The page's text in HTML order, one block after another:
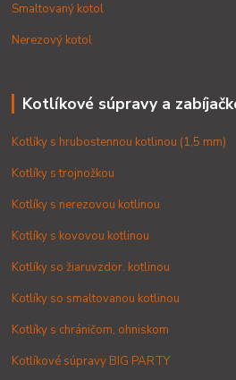
Smaltovaný kotol
Nerezový kotol
Kotlíkové súpravy a
Kotlíky s hrubostennou kotlinou (1,5 mm)
Kotlíky s trojnožkou
Kotlíky s nerezovou kotlinou
Kotlíky s kovovou kotlinou
Kotlíky so žiaruvzdor. kotlinou
Kotlíky so smaltovanou kotlinou
Kotlíky s chráničom, ohniskom
Kotlíkové súpravy BIG PARTY